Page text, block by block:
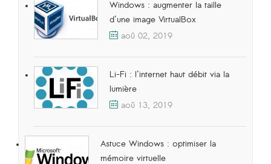
Windows : augmenter la taille
d'une image VirtualBox
aoû 02, 2019
Li-Fi : l'internet haut débit via la
lumière
aoû 13, 2019
Astuce Windows : optimiser la
mémoire virtuelle